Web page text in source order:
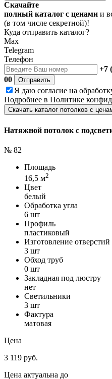
Скачайте
полный каталог с ценами и
(в том числе секретной)!
Куда отправить каталог?
Max
Telegram
Телефон
+7 (
00
Отправить
Я даю согласие на
Подробнее в Политике
Скачать каталог потолков с
Натяжной потолок с
№ 82
Площадь
16,5 м2
Цвет
белый
Обработка угла
6 шт
Профиль
пластиковый
Изготовление отверстий
3 шт
Обход труб
0 шт
Закладная под люстру
нет
Светильники
3 шт
Фактура
матовая
Цена
3 119 руб.
Цена актуальна до